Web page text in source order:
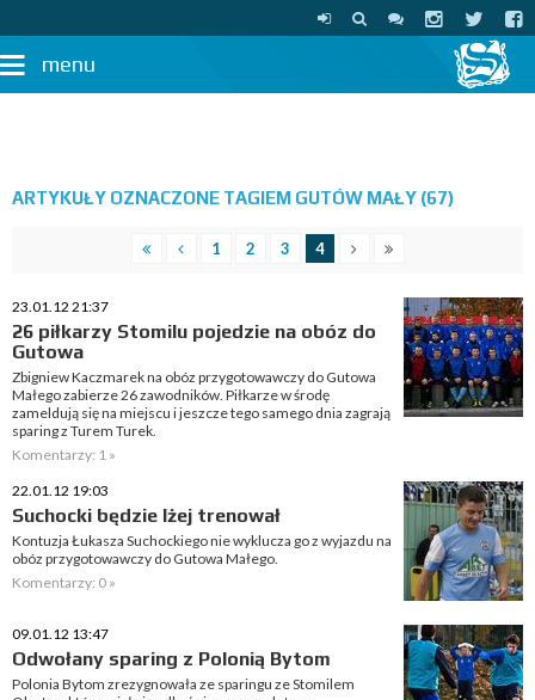
menu
ARTYKUŁY OZNACZONE TAGIEM GUTÓW MAŁY (67)
1 2 3 4
23.01.12 21:37
26 piłkarzy Stomilu pojedzie na obóz do
Gutowa
Zbigniew Kaczmarek na obóz przygotowawczy do Gutowa
Małego zabierze 26 zawodników. Piłkarze w środę
zameldują się na miejscu i jeszcze tego samego dnia zagrają
sparing z Turem Turek.
Komentarzy: 1 »
22.01.12 19:03
Suchocki będzie lżej trenował
Kontuzja Łukasza Suchockiego nie wyklucza go z wyjazdu na
obóz przygotowawczy do Gutowa Małego.
Komentarzy: 0 »
09.01.12 13:47
Odwołany sparing z Polonią Bytom
Polonia Bytom zrezygnowała ze sparingu ze Stomilem